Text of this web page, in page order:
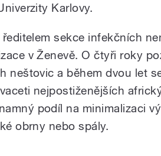
Karlovy.
sekce infekčních
v Ženevě. O čtyři roky
neštovic a během dvou let
nejpostiženějších
podíl na minimalizaci
obrny nebo spály.